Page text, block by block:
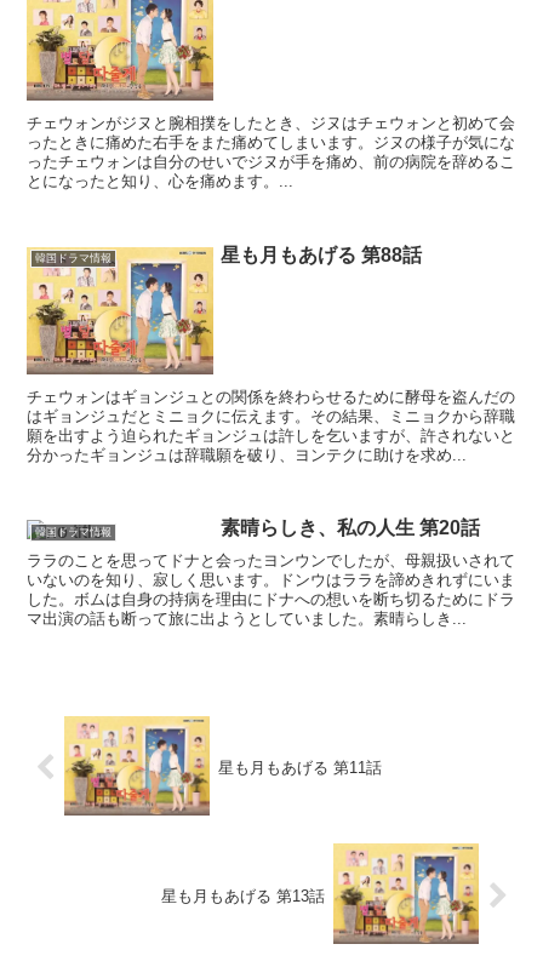
チェウォンがジヌと腕相撲をしたとき、ジヌはチェウォンと初めて会
ったときに痛めた右手をまた痛めてしまいます。ジヌの様子が気にな
ったチェウォンは自分のせいでジヌが手を痛め、前の病院を辞めるこ
とになったと知り、心を痛めます。...
韓国ドラマ情報 星も月もあげる 第88話
チェウォンはギョンジュとの関係を終わらせるために酵母を盗んだの
はギョンジュだとミニョクに伝えます。その結果、ミニョクから辞職
願を出すよう迫られたギョンジュは許しを乞いますが、許されないと
分かったギョンジュは辞職願を破り、ヨンテクに助けを求め...
韓国ドラマ情報 素晴らしき、私の人生 第20話
ララのことを思ってドナと会ったヨンウンでしたが、母親扱いされて
いないのを知り、寂しく思います。ドンウはララを諦めきれずにいま
した。ボムは自身の持病を理由にドナへの想いを断ち切るためにドラ
マ出演の話も断って旅に出ようとしていました。素晴らしき...
星も月もあげる 第11話
星も月もあげる 第13話